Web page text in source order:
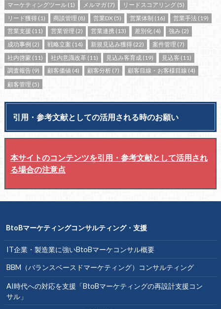
マーケティングツール(1) メルマガ (7) リードスコアリング (5)
リード獲得(1) 商談管理 (8) 営業DX (5) 営業体制 (16) 営業手法 (19)
営業支援 (11) 営業管理 (2) 営業連携 (13) 差別化(4) 強み (2)
成功事例 (2) 戦略立案 (14) 新規見込み獲得 (22) 案件管理 (7)
社内啓蒙(11) 社内意識改革 (11) 見込み客育成 (19) 見込客 (11)
調査報告(9) 顧客価値 (4) 顧客分析 (7) 顧客目線・お客様目線 (4)
顧客管理 (5)
引用・参考文献としての活用される時のお願い
本サイトのコンテンツを引用・参考文献として活用され
る場合の注意点
BtoBマーケティングコンサルティング・支援
IT企業・製造業に強いBtoBマーケコンサル概要
BBM（バランスベースドマーケティング）コンサルティング
AI時代への対応を支援「BtoBマーケティングの再設計支援コン
サル」